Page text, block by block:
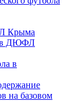
Крыма
ДЮФЛ
в
на базовом